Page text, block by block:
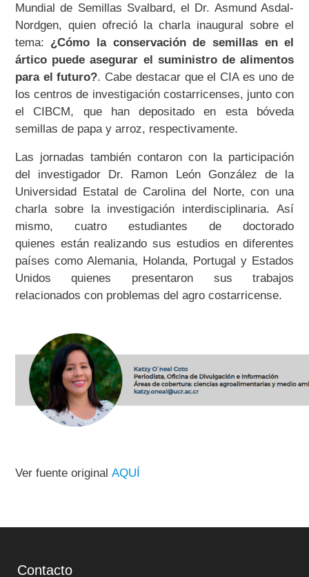
Mundial de Semillas Svalbard, el Dr. Asmund Asdal-
Nordgen, quien ofreció la charla inaugural sobre el
tema: ¿Cómo la conservación de semillas en el
ártico puede asegurar el suministro de alimentos
para el futuro?. Cabe destacar que el CIA es uno de
los centros de investigación costarricenses, junto con
el CIBCM, que han depositado en esta bóveda
semillas de papa y arroz, respectivamente.
Las jornadas también contaron con la participación
del investigador Dr. Ramon León González de la
Universidad Estatal de Carolina del Norte, con una
charla sobre la investigación interdisciplinaria. Así
mismo, cuatro estudiantes de doctorado
quienes están realizando sus estudios en diferentes
países como Alemania, Holanda, Portugal y Estados
Unidos quienes presentaron sus trabajos
relacionados con problemas del agro costarricense.
Ver fuente original AQUÍ
Contacto